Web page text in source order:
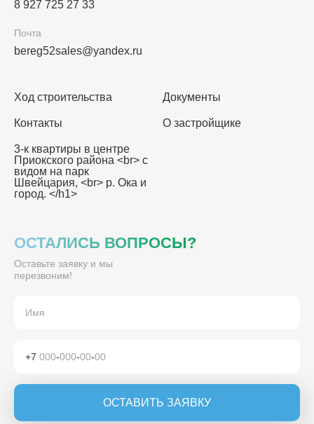
8 927 725 27 33
Почта
bereg52sales@yandex.ru
Ход строительства Документы
Контакты О застройщике
3-к квартиры в центре
Приокского района <br> с
видом на парк
Швейцария, <br> р. Ока и
город. </h1>
ОСТАЛИСЬ ВОПРОСЫ?
Оставьте заявку и мы
перезвоним!
+7 000-000-00-00
ОСТАВИТЬ ЗАЯВКУ